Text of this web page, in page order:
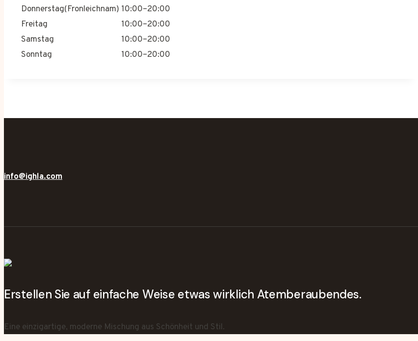
Donnerstag(Fronleichnam) 10:00–20:00
Freitag
10:00–20:00
Samstag
10:00–20:00
Sonntag
10:00–20:00
info@ighla.com
Erstellen Sie auf einfache Weise etwas wirklich Atemberaubendes.
Eine einzigartige, moderne Mischung aus Schönheit und Stil.